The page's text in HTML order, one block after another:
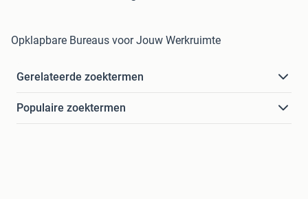
Opklapbare Bureaus voor Jouw Werkruimte
Gerelateerde zoektermen
Populaire zoektermen